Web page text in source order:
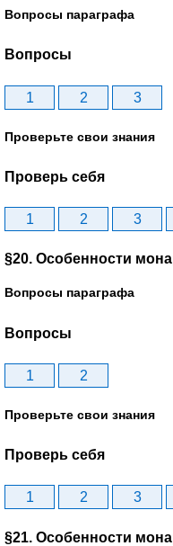
Вопросы параграфа
Вопросы
1 2 3
Проверьте свои знания
Проверь себя
1 2 3
§20. Особенности
Вопросы параграфа
Вопросы
1 2
Проверьте свои знания
Проверь себя
1 2 3
§21. Особенности